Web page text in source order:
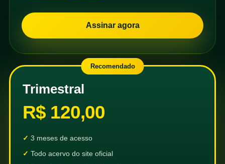
Assinar agora
Recomendado
Trimestral
R$ 120,00
3 meses de acesso
Todo acervo do site oficial